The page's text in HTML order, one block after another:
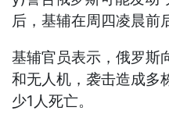
后，基辅在周四凌晨前
基辅官员表示，俄罗斯
和无人机，袭击造成多
少1人死亡。